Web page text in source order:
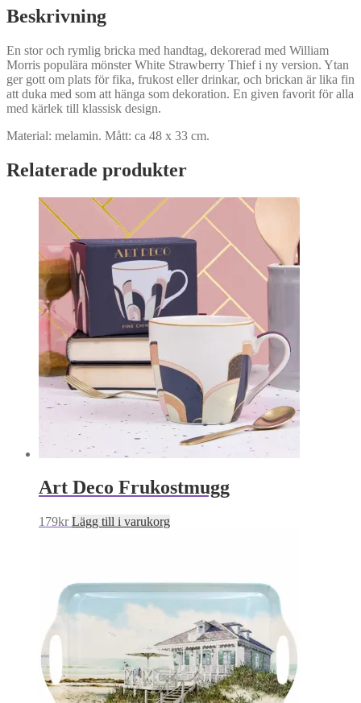
Beskrivning
En stor och rymlig bricka med handtag, dekorerad med William
Morris populära mönster White Strawberry Thief i ny version. Ytan
ger gott om plats för fika, frukost eller drinkar, och brickan är lika fin
att duka med som att hänga som dekoration. En given favorit för alla
med kärlek till klassisk design.
Material: melamin. Mått: ca 48 x 33 cm.
Relaterade produkter
Art Deco Frukostmugg
179kr Lägg till i varukorg